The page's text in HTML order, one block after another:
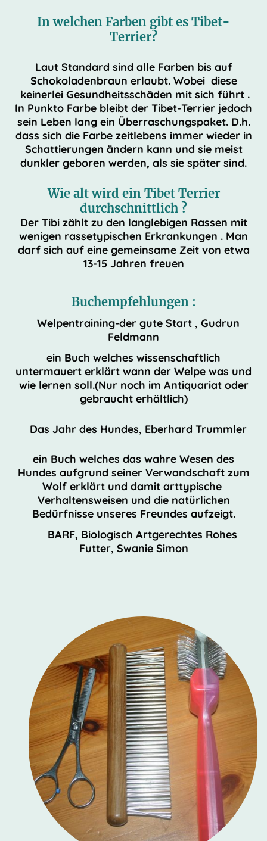
In welchen Farben gibt es Tibet-
Terrier?
Laut Standard sind alle Farben bis auf
Schokoladenbraun erlaubt. Wobei diese
keinerlei Gesundheitsschäden mit sich führt .
In Punkto Farbe bleibt der Tibet-Terrier jedoch
sein Leben lang ein Überraschungspaket. D.h.
dass sich die Farbe zeitlebens immer wieder in
Schattierungen ändern kann und sie meist
dunkler geboren werden, als sie später sind.
Wie alt wird ein Tibet Terrier
durchschnittlich ?
Der Tibi zählt zu den langlebigen Rassen mit
wenigen rassetypischen Erkrankungen . Man
darf sich auf eine gemeinsame Zeit von etwa
13-15 Jahren freuen
Buchempfehlungen :
Welpentraining-der gute Start , Gudrun
Feldmann
ein Buch welches wissenschaftlich
untermauert erklärt wann der Welpe was und
wie lernen soll.(Nur noch im Antiquariat oder
gebraucht erhältlich)
Das Jahr des Hundes, Eberhard Trummler
ein Buch welches das wahre Wesen des
Hundes aufgrund seiner Verwandschaft zum
Wolf erklärt und damit arttypische
Verhaltensweisen und die natürlichen
Bedürfnisse unseres Freundes aufzeigt.
BARF, Biologisch Artgerechtes Rohes
Futter, Swanie Simon